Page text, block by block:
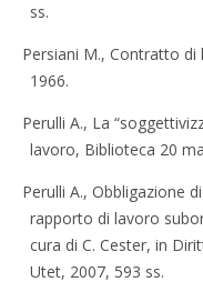
ss.
Persiani M., Contratto
1966.
Perulli A., La
lavoro, Biblioteca 20
Perulli A., Obbligazione
rapporto di lavoro
cura di C. Cester, in
Utet, 2007, 593 ss.